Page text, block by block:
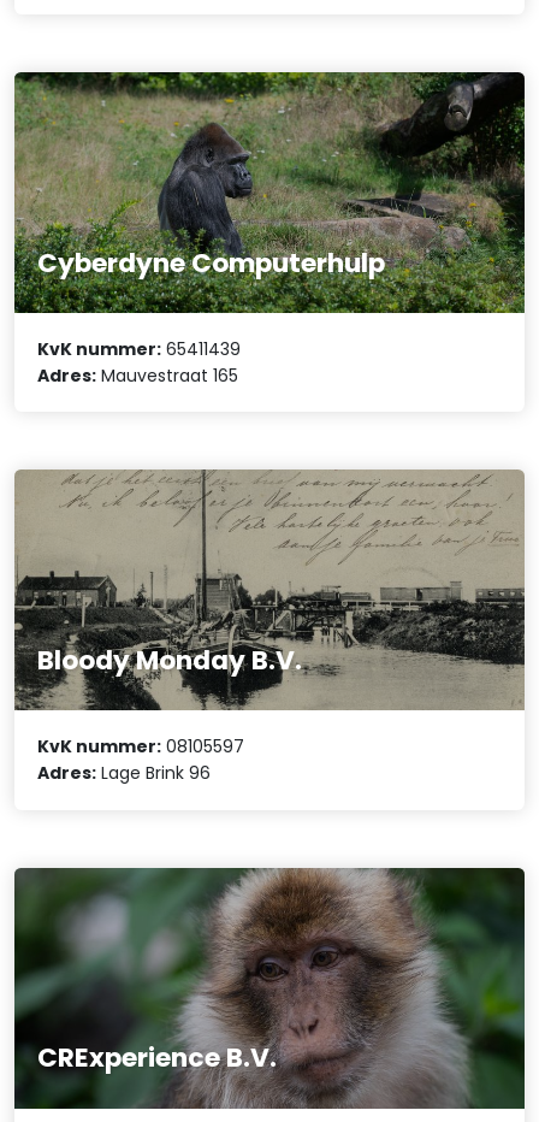
Cyberdyne Computerhulp
KvK nummer: 65411439
Adres: Mauvestraat 165
Bloody Monday B.V.
KvK nummer: 08105597
Adres: Lage Brink 96
CRExperience B.V.